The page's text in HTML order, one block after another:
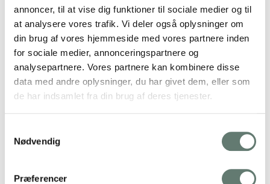
annoncer, til at vise dig funktioner til sociale medier og til
at analysere vores trafik. Vi deler også oplysninger om
din brug af vores hjemmeside med vores partnere inden
for sociale medier, annonceringspartnere og
analysepartnere. Vores partnere kan kombinere disse
data med andre oplysninger, du har givet dem, eller som
de har indsamlet fra din brug af deres tjenester.
Nødvendig
Præferencer